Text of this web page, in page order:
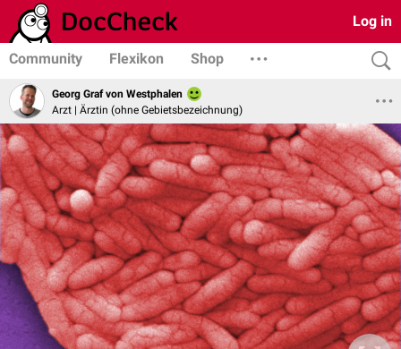
Log in
Community Flexikon Shop
Georg Graf von Westphalen
Arzt | Ärztin (ohne Gebietsbezeichnung)